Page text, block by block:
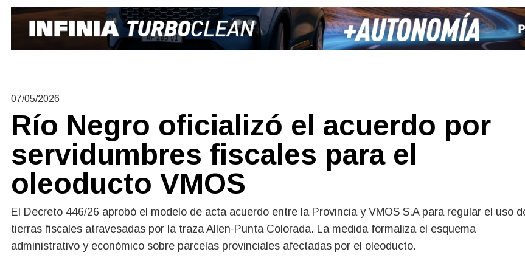
07/05/2026
Río Negro oficializó el acuerdo por
servidumbres fiscales para el
oleoducto VMOS
El Decreto 446/26 aprobó el modelo de acta acuerdo entre la Provincia y VMOS S.A para regular el uso
tierras fiscales atravesadas por la traza Allen-Punta Colorada. La medida formaliza el esquema
administrativo y económico sobre parcelas provinciales afectadas por el oleoducto.